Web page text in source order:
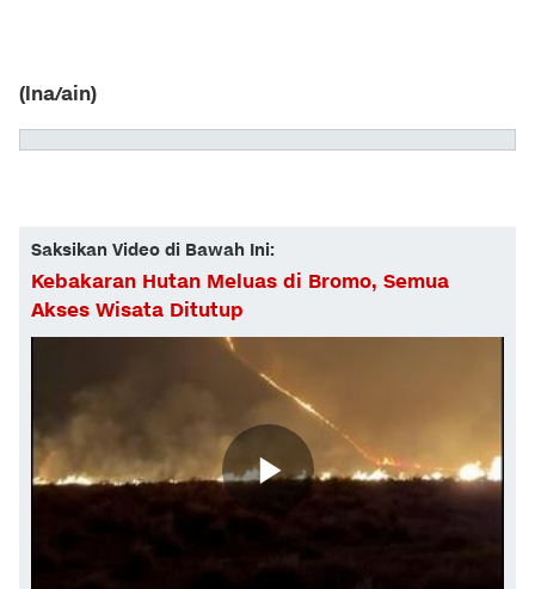
(lna/ain)
Saksikan Video di Bawah Ini:
Kebakaran Hutan Meluas di Bromo, Semua
Akses Wisata Ditutup